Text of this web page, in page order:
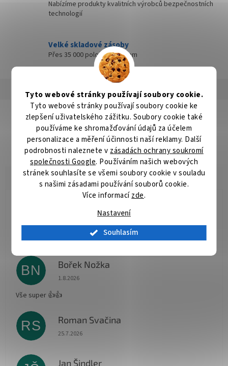
Tyto webové stránky používají soubory cookie.
Tyto webové stránky používají soubory cookie ke
zlepšení uživatelského zážitku. Soubory cookie také
používáme ke shromažďování údajů za účelem
personalizace a měření účinnosti naší reklamy. Další
podrobnosti naleznete v zásadách ochrany soukromí
společnosti Google. Používáním našich webových
stránek souhlasíte se všemi soubory cookie v souladu
s našimi zásadami používání souborů cookie.
Více informacízde.
Nastavení
Souhlasím
Nabízíme produkty kvalitních výrobců bezpečnostních
technologií
Velké skladové zásoby
Přes 35 000 položek skladem
Popis Hodnocení Diskuze
Detailní popis produktu
Popis produktu není dostupný
Radomír Hurník
Vše O.K.
BN Bořek Nožka
Hodnocení obchodu je 5 z 5 hvězdiček.
1.8.2026
Vše super 👍👍
RS Roman Svačina
Hodnocení obchodu je 5 z 5 hvězdiček.
25.7.2026
Jan Šindler